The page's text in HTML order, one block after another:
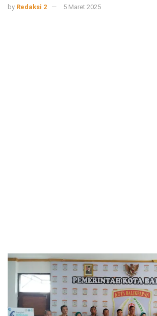
by Redaksi 2 5 Maret 2025